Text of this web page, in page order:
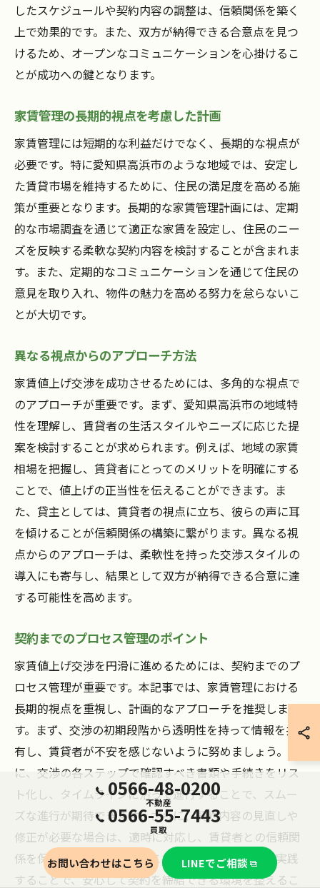
したスケジュールや契約内容の調整は、信頼関係を築く
上で効果的です。また、双方が納得できる合意点を見つ
けるため、オープンなコミュニケーションを心掛けるこ
とが成功への鍵となります。
家賃管理の長期的視点を考慮した計画
家賃管理には短期的な利益だけでなく、長期的な視点が
必要です。特に愛知県高浜市のような地域では、安定し
た賃貸市場を維持するために、住民の満足度を高める施
策が重要となります。長期的な家賃管理計画には、定期
的な市場調査を通じて適正な家賃を設定し、住民のニー
ズを反映する柔軟な契約内容を検討することが含まれま
す。また、定期的なコミュニケーションを通じて住民の
意見を取り入れ、物件の魅力を高める努力を怠らないこ
とが大切です。
異なる視点からのアプローチ方法
家賃値上げ交渉を成功させるためには、多角的な視点で
のアプローチが重要です。まず、愛知県高浜市の地域特
性を理解し、賃貸者の生活スタイルやニーズに応じた提
案を検討することが求められます。例えば、地域の家賃
相場を把握し、賃貸者にとってのメリットを明確にする
ことで、値上げの正当性を伝えることができます。ま
た、貸主としては、賃貸者の視点に立ち、彼らの声に耳
を傾けることが信頼関係の構築に繋がります。異なる視
点からのアプローチは、柔軟性を持った交渉スタイルの
導入にも寄与し、結果として双方が納得できる合意に達
する可能性を高めます。
契約までのプロセス管理のポイント
家賃値上げ交渉を円滑に進めるためには、契約までのプ
ロセス管理が重要です。本記事では、家賃管理における
長期的視点を重視し、計画的なアプローチを推奨しま
す。まず、交渉の初期段階から透明性を持って情報を共
有し、賃貸者が不安を感じないように努めましょう。次
に、交渉の各ステップで確認すべき書類や手続きをリス
ト化し、タイムラインに沿って進行することで、スムー
ズな進行が期待できます。さらに、契約内容の見直しや
修正が必要な場合は、適時に対応し、賃貸者との信頼関
係を保つことが重要です。これらのプロセス管理を実践
することで、安心して契約を締結できる環境を整えるこ
0566-48-0200
不動産
0566-55-7443
買取
お問い合わせはこちら LINEでご相談